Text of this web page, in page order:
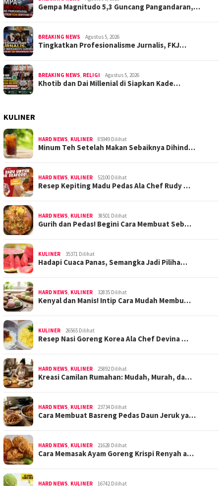
Gempa Magnitudo 5,3 Guncang Pangandaran,…
BREAKING NEWS Agustus 5, 2026
Tingkatkan Profesionalisme Jurnalis, FKJ…
BREAKING NEWS, RELIGI Agustus 5, 2026
Khotib dan Dai Millenial di Siapkan Kade…
KULINER
HARD NEWS, KULINER 85949 Dilihat
Minum Teh Setelah Makan Sebaiknya Dihind…
HARD NEWS, KULINER 52100 Dilihat
Resep Kepiting Madu Pedas Ala Chef Rudy …
HARD NEWS, KULINER 38501 Dilihat
Gurih dan Pedas! Begini Cara Membuat Seb…
KULINER 35371 Dilihat
Hadapi Cuaca Panas, Semangka Jadi Piliha…
HARD NEWS, KULINER 32835 Dilihat
Kenyal dan Manis! Intip Cara Mudah Membu…
KULINER 26565 Dilihat
Resep Nasi Goreng Korea Ala Chef Devina …
HARD NEWS, KULINER 25892 Dilihat
Kreasi Camilan Rumahan: Mudah, Murah, da…
HARD NEWS, KULINER 23734 Dilihat
Cara Membuat Basreng Pedas Daun Jeruk ya…
HARD NEWS, KULINER 21628 Dilihat
Cara Memasak Ayam Goreng Krispi Renyah a…
HARD NEWS, KULINER 16742 Dilihat